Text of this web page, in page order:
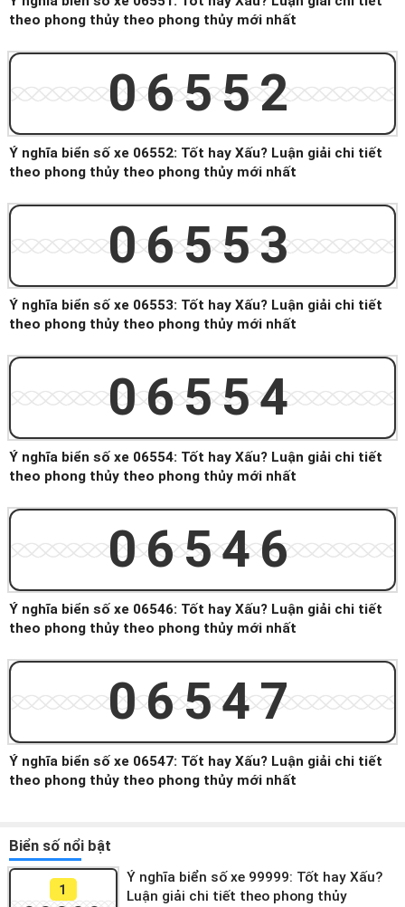
theo phong thủy theo phong thủy mới nhất
06552
Ý nghĩa biển số xe 06552: Tốt hay Xấu? Luận giải chi tiết
theo phong thủy theo phong thủy mới nhất
06553
Ý nghĩa biển số xe 06553: Tốt hay Xấu? Luận giải chi tiết
theo phong thủy theo phong thủy mới nhất
06554
Ý nghĩa biển số xe 06554: Tốt hay Xấu? Luận giải chi tiết
theo phong thủy theo phong thủy mới nhất
06546
Ý nghĩa biển số xe 06546: Tốt hay Xấu? Luận giải chi tiết
theo phong thủy theo phong thủy mới nhất
06547
Ý nghĩa biển số xe 06547: Tốt hay Xấu? Luận giải chi tiết
theo phong thủy theo phong thủy mới nhất
Biển số nổi bật
1
Ý nghĩa biển số xe 99999: Tốt hay Xấu?
Luận giải chi tiết theo phong thủy